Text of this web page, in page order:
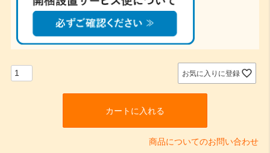
お気に入りに登録
カートに入れる
商品についてのお問い合わせ